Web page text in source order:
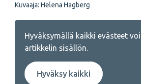
Kuvaaja: Helena Hagberg
Hyväksymällä kaikki evästeet
artikkelin sisällön.
Hyväksy kaikki